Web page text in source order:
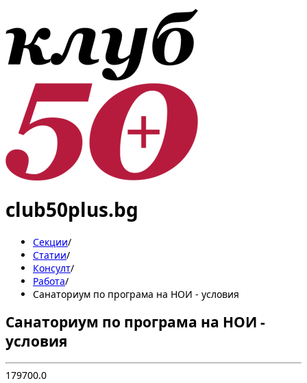
club50plus.bg
Секции/
Статии/
Консулт/
Работа/
Санаториум по програма на НОИ - условия
Санаториум по програма на НОИ -
условия
179700.0